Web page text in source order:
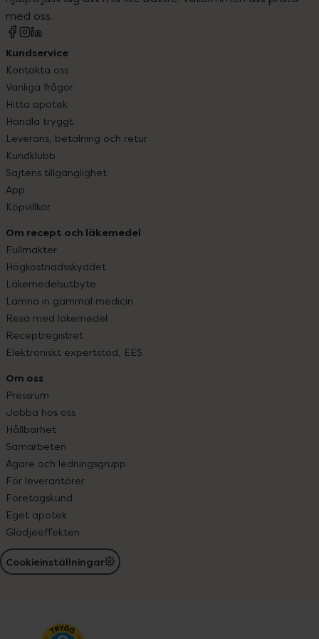
med oss.
Kundservice
Kontakta oss
Vanliga frågor
Hitta apotek
Handla tryggt
Leverans, betalning och retur
Kundklubb
Sajtens tillgänglighet
App
Köpvillkor
Om recept och läkemedel
Fullmakter
Högkostnadsskyddet
Läkemedelsutbyte
Lämna in gammal medicin
Resa med läkemedel
Receptregistret
Elektroniskt expertstöd, EES
Om oss
Pressrum
Jobba hos oss
Hållbarhet
Samarbeten
Ägare och ledningsgrupp
För leverantörer
Företagskund
Eget apotek
Glädjeeffekten
Cookieinställningar